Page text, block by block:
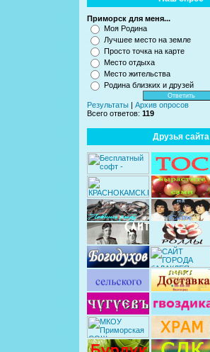
Приморск для меня...
Моя Родина
Лучшее место на земле
Просто точка на карте
Место отдыха
Место жительства
Родина близких и друзей
Результаты
Архив опросов
Всего ответов: 119
Друзья сайта